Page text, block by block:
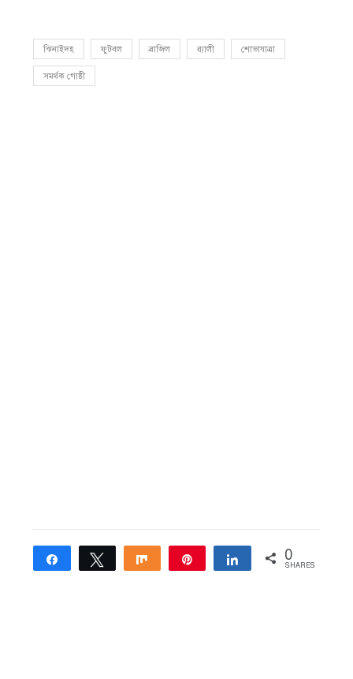
ঝিনাইদহ ফুটবল ব্রাজিল র‍্যালী শোভাযাত্রা
সমর্থক গোষ্ঠী
Share Tweet Share Share 0
SHARES